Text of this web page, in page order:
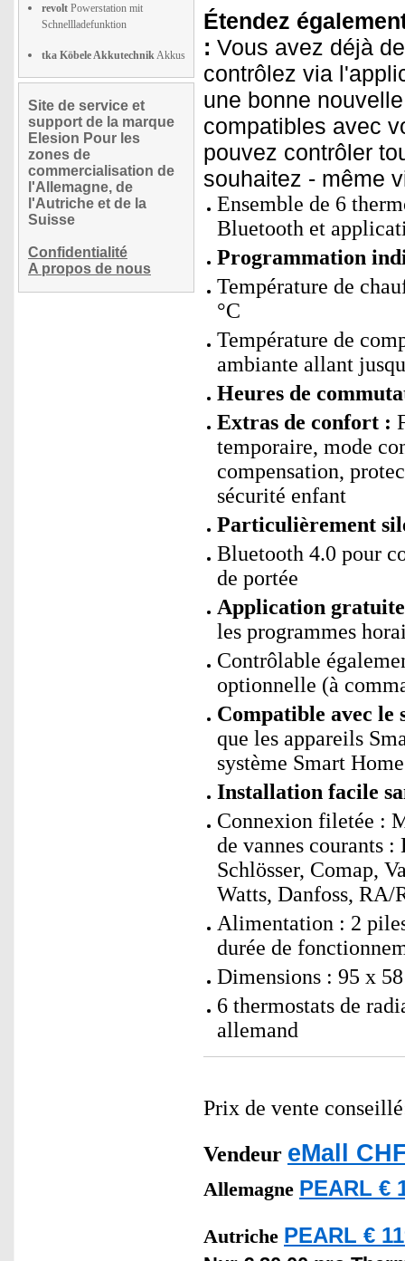
revolt Powerstation mit
Schnellladefunktion
tka Köbele AkkutechnikAkkus
Site de service et
support de la marque
Elesion Pour les
zones de
commercialisation de
l'Allemagne, de
l'Autriche et de la
Suisse
Confidentialité
A propos de nous
Étendez
: Vous avez déjà
contrôlez via
une bonne
compatibles avec
pouvez contrôler
souhaitez - même
Ensemble de 6
Bluetooth et
Programmation
Température de
°C
Température de
ambiante allant
Heures de
Extras de confort :
temporaire, mode
compensation,
sécurité enfant
Particulièrement
Bluetooth 4.0 pour
de portée
Application
les programmes
Contrôlable
optionnelle (à
Compatible avec le
que les appareils
système Smart
Installation facile
Connexion filetée :
de vannes courants
Schlösser, Comap,
Watts, Danfoss,
Alimentation : 2
durée de
Dimensions : 95 x
6 thermostats de
allemand
Prix de vente
Vendeur eMall
Allemagne PEARL €
Autriche PEARL €